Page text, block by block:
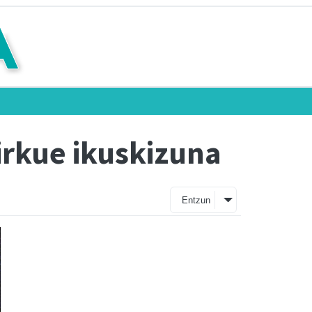
ikuskizuna
Entzun